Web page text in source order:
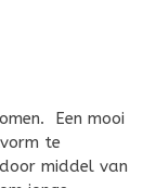
Een mooi
te
middel van